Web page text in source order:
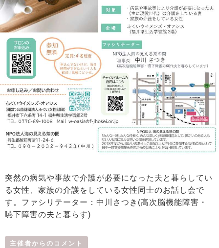
突然の病気や事故で介護が必要になった夫と暮らしてい
る女性、家族の介護をしている女性同士のお話し会で
す。ファシリテーター：中川さつき(高次脳機能障害・
嚥下障害の夫と暮らす)
主催者からのコメント